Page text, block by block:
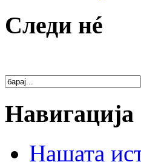
Следи нé
Навигација
Нашата